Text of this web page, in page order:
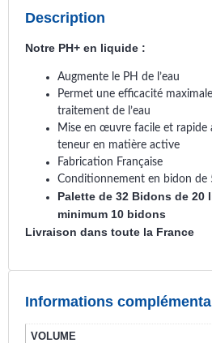
Description
Notre PH+ en liquide :
Augmente le PH de l’eau
Permet une efficacité
traitement de l’eau
Mise en œuvre facile et rapide
teneur en matière active
Fabrication Française
Conditionnement en bidon de
Palette de 32 Bidons de 20
minimum 10 bidons
Livraison dans toute la France
Informations
VOLUME